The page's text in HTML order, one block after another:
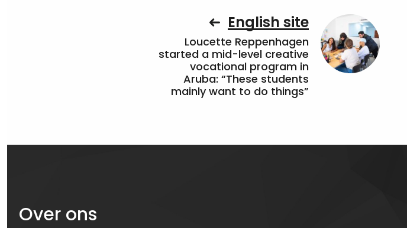
English site
Loucette Reppenhagen
started a mid-level creative
vocational program in
Aruba: “These students
mainly want to do things”
Over ons